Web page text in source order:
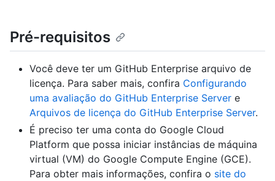
Pré-requisitos
Você deve ter um GitHub Enterprise arquivo de
licença. Para saber mais, confira Configurando
uma avaliação do GitHub Enterprise Server e
Arquivos de licença do GitHub Enterprise Server.
É preciso ter uma conta do Google Cloud
Platform que possa iniciar instâncias de máquina
virtual (VM) do Google Compute Engine (GCE).
Para obter mais informações, confira o site do